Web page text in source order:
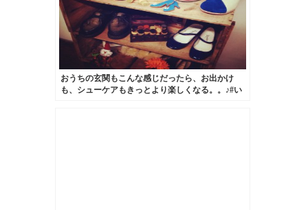
おうちの玄関もこんな感じだったら、お出かけ
も、シューケアもきっとより楽しくなる。。♪#い